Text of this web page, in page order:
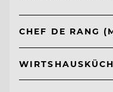
CHEF DE RANG